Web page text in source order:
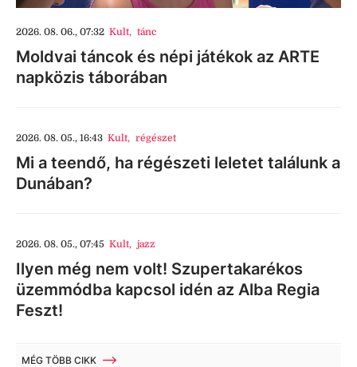
2026. 08. 06., 07:32 Kult, tánc
Moldvai táncok és népi játékok az ARTE
napközis táborában
2026. 08. 05., 16:43 Kult, régészet
Mi a teendő, ha régészeti leletet találunk a
Dunában?
2026. 08. 05., 07:45 Kult, jazz
Ilyen még nem volt! Szupertakarékos
üzemmódba kapcsol idén az Alba Regia
Feszt!
MÉG TÖBB CIKK